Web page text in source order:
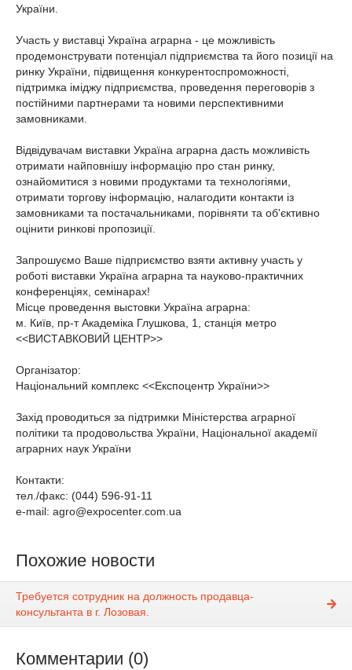
України.
Участь у виставці Україна аграрна - це можливість
продемонструвати потенціал підприємства та його позиції на
ринку України, підвищення конкурентоспроможності,
підтримка іміджу підприємства, проведення переговорів з
постійними партнерами та новими перспективними
замовниками.
Відвідувачам виставки Україна аграрна дасть можливість
отримати найповнішу інформацію про стан ринку,
ознайомитися з новими продуктами та технологіями,
отримати торгову інформацію, налагодити контакти із
замовниками та постачальниками, порівняти та об'єктивно
оцінити ринкові пропозиції.
Запрошуємо Ваше підприємство взяти активну участь у
роботі виставки Україна аграрна та науково-практичних
конференціях, семінарах!
Місце проведення выстовки Україна аграрна:
м. Київ, пр-т Академіка Глушкова, 1, станція метро
<<ВИСТАВКОВИЙ ЦЕНТР>>
Організатор:
Національний комплекс <<Експоцентр України>>
Захід проводиться за підтримки Міністерства аграрної
політики та продовольства України, Національної академії
аграрних наук України
Контакти:
тел./факс: (044) 596-91-11
e-mail: agro@expocenter.com.ua
Похожие новости
Требуется сотрудник на должность продавца-
консультанта в г. Лозовая.
Комментарии (0)